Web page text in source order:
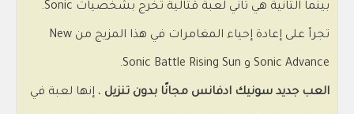
بينما الثانية هي ثاني لعبة قتالية تخرج بشخصيات Sonic.
تجرأ على إعادة إحياء المغامرات في هذا المزيج من New
Sonic Advance و Sonic Battle Rising Sun.
العب جديد سونيك ادفانس مجانًا بدون تنزيل ، إنها لعبة في